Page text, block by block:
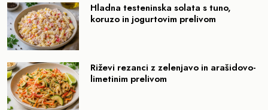
Hladna testeninska solata s tuno,
koruzo in jogurtovim prelivom
Riževi rezanci z zelenjavo in arašidovo-
limetinim prelivom